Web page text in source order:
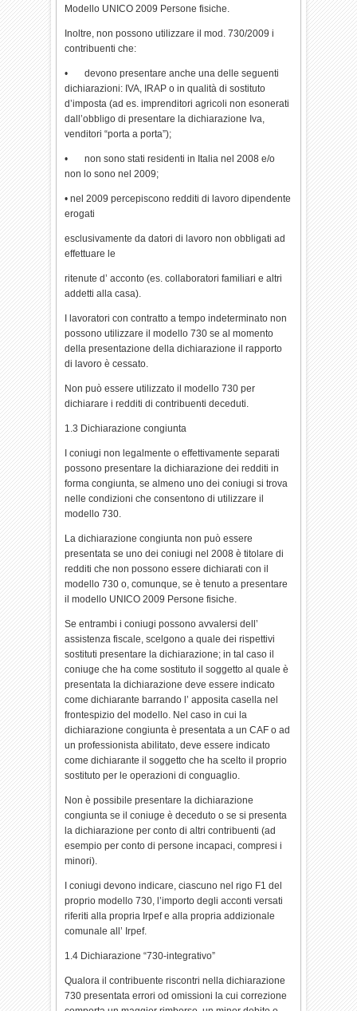
Modello UNICO 2009 Persone fisiche.
Inoltre, non possono utilizzare il mod. 730/2009 i
contribuenti che:
• devono presentare anche una delle seguenti
dichiarazioni: IVA, IRAP o in qualità di sostituto
d’imposta (ad es. imprenditori agricoli non esonerati
dall’obbligo di presentare la dichiarazione Iva,
venditori “porta a porta”);
• non sono stati residenti in Italia nel 2008 e/o
non lo sono nel 2009;
• nel 2009 percepiscono redditi di lavoro dipendente
erogati
esclusivamente da datori di lavoro non obbligati ad
effettuare le
ritenute d’ acconto (es. collaboratori familiari e altri
addetti alla casa).
I lavoratori con contratto a tempo indeterminato non
possono utilizzare il modello 730 se al momento
della presentazione della dichiarazione il rapporto
di lavoro è cessato.
Non può essere utilizzato il modello 730 per
dichiarare i redditi di contribuenti deceduti.
1.3 Dichiarazione congiunta
I coniugi non legalmente o effettivamente separati
possono presentare la dichiarazione dei redditi in
forma congiunta, se almeno uno dei coniugi si trova
nelle condizioni che consentono di utilizzare il
modello 730.
La dichiarazione congiunta non può essere
presentata se uno dei coniugi nel 2008 è titolare di
redditi che non possono essere dichiarati con il
modello 730 o, comunque, se è tenuto a presentare
il modello UNICO 2009 Persone fisiche.
Se entrambi i coniugi possono avvalersi dell’
assistenza fiscale, scelgono a quale dei rispettivi
sostituti presentare la dichiarazione; in tal caso il
coniuge che ha come sostituto il soggetto al quale è
presentata la dichiarazione deve essere indicato
come dichiarante barrando l’ apposita casella nel
frontespizio del modello. Nel caso in cui la
dichiarazione congiunta è presentata a un CAF o ad
un professionista abilitato, deve essere indicato
come dichiarante il soggetto che ha scelto il proprio
sostituto per le operazioni di conguaglio.
Non è possibile presentare la dichiarazione
congiunta se il coniuge è deceduto o se si presenta
la dichiarazione per conto di altri contribuenti (ad
esempio per conto di persone incapaci, compresi i
minori).
I coniugi devono indicare, ciascuno nel rigo F1 del
proprio modello 730, l’importo degli acconti versati
riferiti alla propria Irpef e alla propria addizionale
comunale all’ Irpef.
1.4 Dichiarazione “730-integrativo”
Qualora il contribuente riscontri nella dichiarazione
730 presentata errori od omissioni la cui correzione